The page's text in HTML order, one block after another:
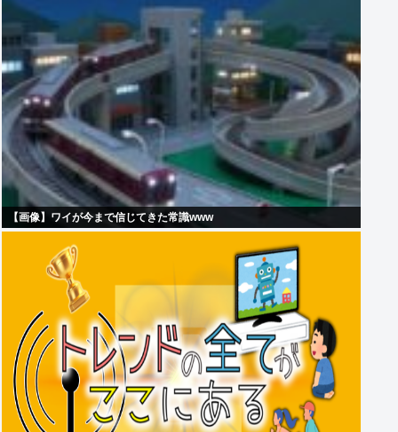
【画像】ワイが今まで信じてきた常識www